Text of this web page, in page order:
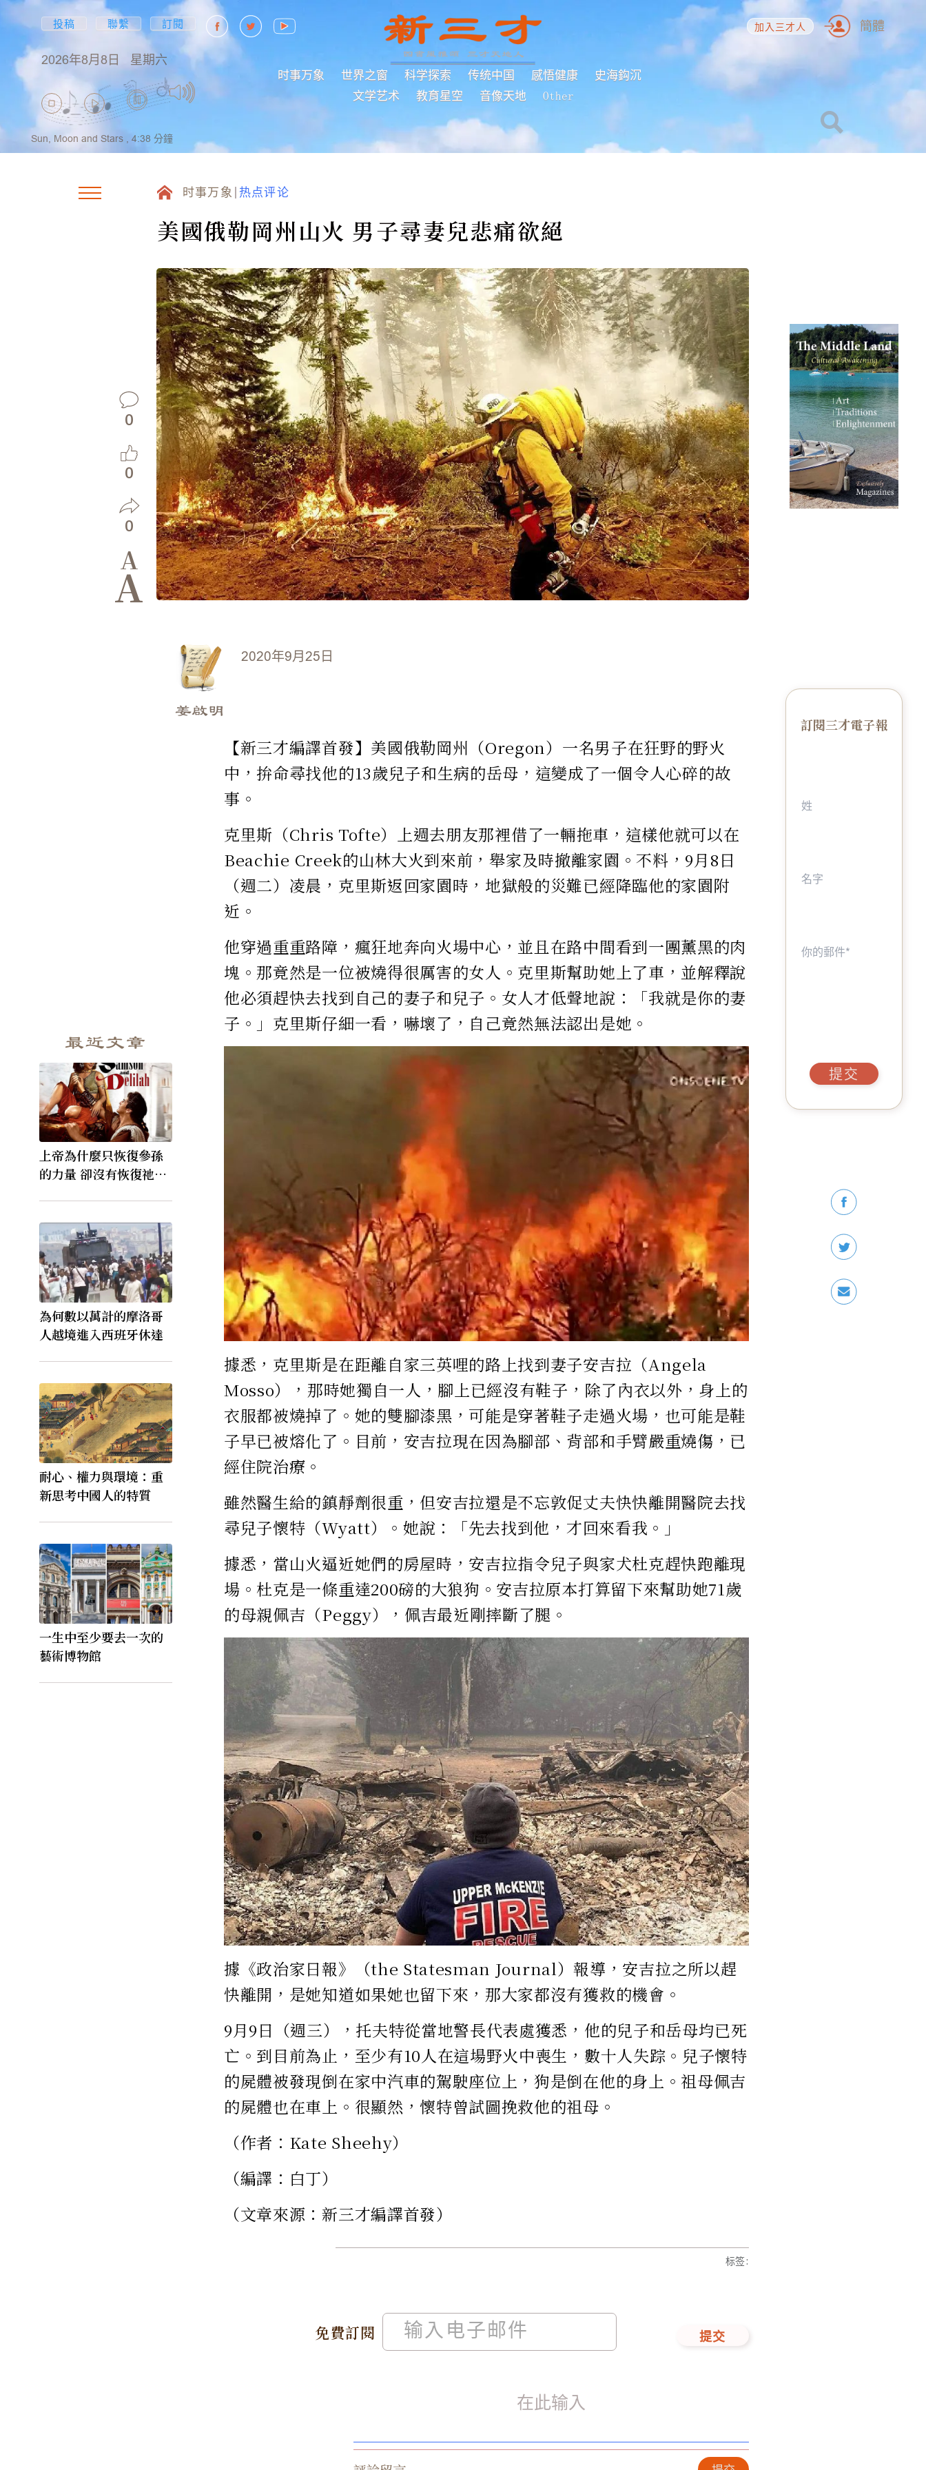
投稿 聯繫 訂閱
2026年8月8日 星期六
时事万象 世界之窗 科学探索 传统中国 感悟健康
史海鈎沉
文学艺术
教育星空 音像天地 Other
加入三才人 簡體
Sun, Moon and Stars , 4:38 分鐘
时事万象 热点评论
美國俄勒岡州山火 男子尋妻兒悲痛欲絕
0
0
0
A
A
最近文章
上帝為什麼只恢復參孫
的力量 卻沒有恢復祂的
為何數以萬計的摩洛哥
人越境進入西班牙休達
耐心、權力與環境：重
新思考中國人的特質
一生中至少要去一次的
藝術博物館
2020年9月25日
姜啟明
【新三才編譯首發】美國俄勒岡州（Oregon）一名男子在狂野的野火
中，拚命尋找他的13歲兒子和生病的岳母，這變成了一個令人心碎的故
事。
克里斯（Chris Tofte）上週去朋友那裡借了一輛拖車，這樣他就可以在
Beachie Creek的山林大火到來前，舉家及時撤離家園。不料，9月8日
（週二）凌晨，克里斯返回家園時，地獄般的災難已經降臨他的家園附
近。
他穿過重重路障，瘋狂地奔向火場中心，並且在路中間看到一團薰黑的肉
塊。那竟然是一位被燒得很厲害的女人。克里斯幫助她上了車，並解釋說
他必須趕快去找到自己的妻子和兒子。女人才低聲地說：「我就是你的妻
子。」克里斯仔細一看，嚇壞了，自己竟然無法認出是她。
據悉，克里斯是在距離自家三英哩的路上找到妻子安吉拉（Angela
Mosso），那時她獨自一人，腳上已經沒有鞋子，除了內衣以外，身上的
衣服都被燒掉了。她的雙腳漆黑，可能是穿著鞋子走過火場，也可能是鞋
子早已被熔化了。目前，安吉拉現在因為腳部、背部和手臂嚴重燒傷，已
經住院治療。
雖然醫生給的鎮靜劑很重，但安吉拉還是不忘敦促丈夫快快離開醫院去找
尋兒子懷特（Wyatt）。她說：「先去找到他，才回來看我。」
據悉，當山火逼近她們的房屋時，安吉拉指令兒子與家犬杜克趕快跑離現
場。杜克是一條重達200磅的大狼狗。安吉拉原本打算留下來幫助她71歲
的母親佩吉（Peggy），佩吉最近剛摔斷了腿。
據《政治家日報》（the Statesman Journal）報導，安吉拉之所以趕
快離開，是她知道如果她也留下來，那大家都沒有獲救的機會。
9月9日（週三），托夫特從當地警長代表處獲悉，他的兒子和岳母均已死
亡。到目前為止，至少有10人在這場野火中喪生，數十人失踪。兒子懷特
的屍體被發現倒在家中汽車的駕駛座位上，狗是倒在他的身上。祖母佩吉
的屍體也在車上。很顯然，懷特曾試圖挽救他的祖母。
（作者：Kate Sheehy）
（編譯：白丁）
（文章來源：新三才編譯首發）
免費訂閱 提交
标签:
訂閱三才電子報
提交